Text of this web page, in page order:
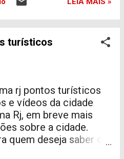
nos
instale a sua
de sua
O trabalho árduo
Esperança. O
em meia pista
13 horas. Após esse
Civil interditará
concluídas. A
é que a via seja
22 horas, após a
dos reparos.
turísticos
rj pontos turísticos
e vídeos da cidade
Rj, em breve mais
sobre a cidade.
quem deseja saber o